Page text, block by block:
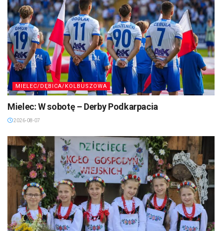
MIELEC/DĘBICA/KOLBUSZOWA
Mielec: W sobotę – Derby Podkarpacia
2026-08-07